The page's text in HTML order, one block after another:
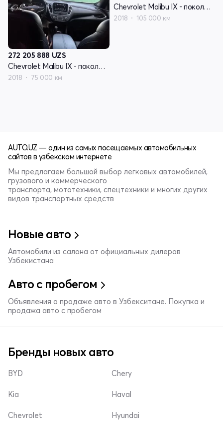
272 205 888 UZS
Chevrolet Malibu IX - поколение
2018 75 000 км
Chevrolet Malibu IX - поколение
2018 105 000 км
AUTO.UZ — один из самых посещаемых автомобильных
сайтов в узбекском интернете
Мы предлагаем большой выбор легковых автомобилей,
грузового и коммерческого
транспорта, мототехники, спецтехники и многих других
видов транспортных средств
Новые авто
Автомобили из салона от официальных дилеров
Узбекистана
Авто с пробегом
Объявления о продаже авто в Узбекситане. Покупка и
продажа авто с пробегом
Бренды новых авто
BYD
Kia
Chevrolet
Chery
Haval
Hyundai